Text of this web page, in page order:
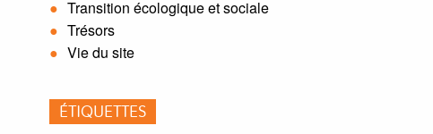
Transition écologique et sociale
Trésors
Vie du site
ÉTIQUETTES